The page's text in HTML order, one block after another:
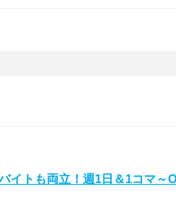
イトも両立！週1日＆1コマ～